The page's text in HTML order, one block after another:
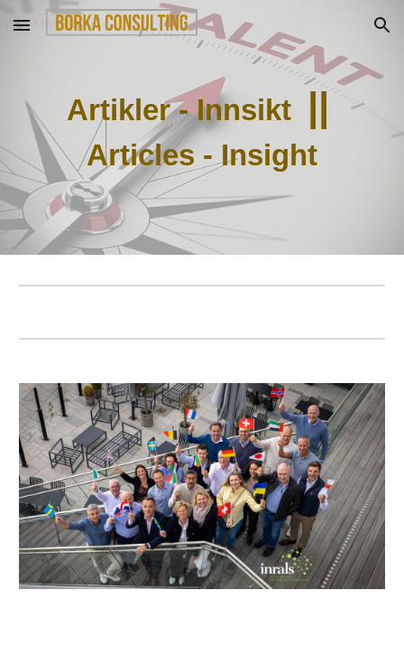
Skip to main content Skip to navigation
Artikler - Innsikt ||
Articles - Insight